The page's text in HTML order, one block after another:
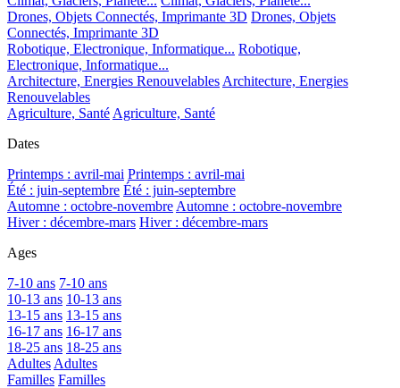
Drones, Objets Connectés, Imprimante 3D Drones, Objets
Connectés, Imprimante 3D
Robotique, Electronique, Informatique... Robotique,
Electronique, Informatique...
Architecture, Energies Renouvelables Architecture, Energies
Renouvelables
Agriculture, Santé Agriculture, Santé
Dates
Printemps : avril-mai Printemps : avril-mai
Été : juin-septembre Été : juin-septembre
Automne : octobre-novembre Automne : octobre-novembre
Hiver : décembre-mars Hiver : décembre-mars
Ages
7-10 ans 7-10 ans
10-13 ans 10-13 ans
13-15 ans 13-15 ans
16-17 ans 16-17 ans
18-25 ans 18-25 ans
Adultes Adultes
Familles Familles